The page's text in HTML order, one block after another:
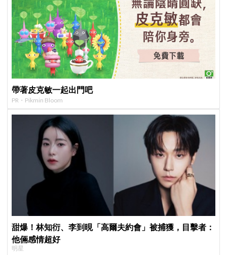
帶著皮克敏一起出門吧
PR・Pikmin Bloom
甜爆！林知衍、李到晛「高爾夫約會」被捕獲，目擊者：
他倆感情超好
明星